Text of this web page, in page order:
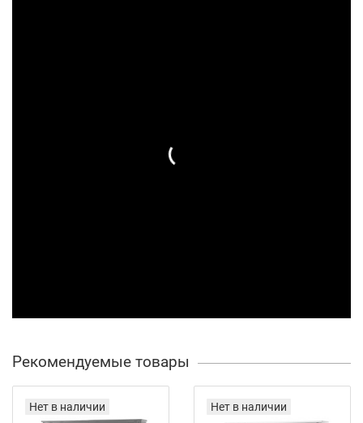
Рекомендуемые товары
Нет в наличии Нет в наличии